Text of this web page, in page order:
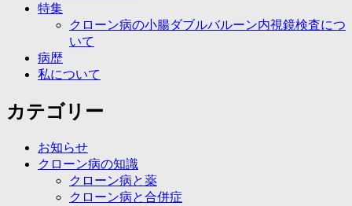
特集
クローン病の小腸ダブルバルーン内視鏡検査につ
いて
病歴
私について
カテゴリー
お知らせ
クローン病の知識
クローン病と薬
クローン病と合併症